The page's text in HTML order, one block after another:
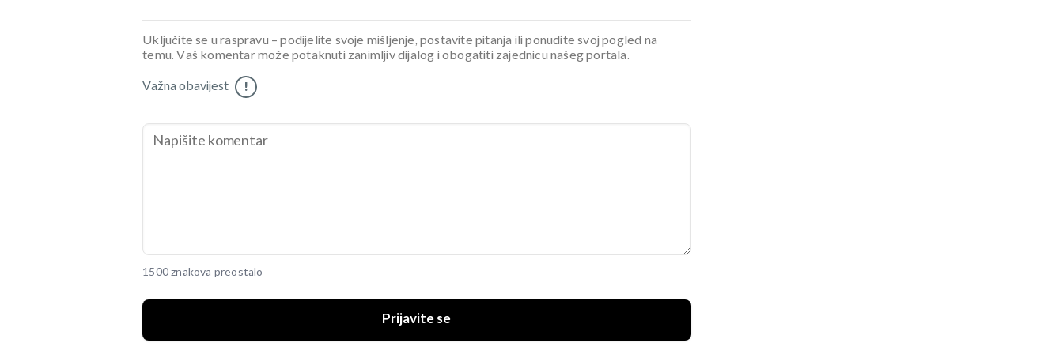
Uključite se u raspravu – podijelite svoje mišljenje, postavite pitanja ili ponudite svoj pogled na
temu. Vaš komentar može potaknuti zanimljiv dijalog i obogatiti zajednicu našeg portala.
Važna obavijest !
1500 znakova preostalo
Prijavite se